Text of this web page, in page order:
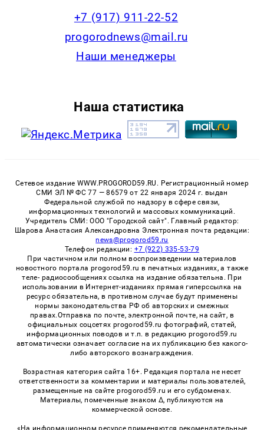
+7 (917) 911-22-52
progorodnews@mail.ru
Наши менеджеры
Наша статистика
Сетевое издание WWW.PROGOROD59.RU. Регистрационный номер
СМИ ЭЛ № ФС 77 — 86579 от 22 января 2024 г. выдан
Федеральной службой по надзору в сфере связи,
информационных технологий и массовых коммуникаций.
Учредитель СМИ: ООО "Городской сайт". Главный редактор:
Шарова Анастасия Александровна Электронная почта редакции:
news@progorod59.ru
Телефон редакции: +7 (922) 335-53-79
При частичном или полном воспроизведении материалов
новостного портала progorod59.ru в печатных изданиях, а также
теле- радиосообщениях ссылка на издание обязательна. При
использовании в Интернет-изданиях прямая гиперссылка на
ресурс обязательна, в противном случае будут применены
нормы законодательства РФ об авторских и смежных
правах.Отправка по почте, электронной почте, на сайт, в
официальных соцсетях progorod59.ru фотографий, статей,
информационных поводов и т.п. в редакцию progorod59.ru
автоматически означает согласие на их публикацию без какого-
либо авторского вознаграждения.
Возрастная категория сайта 16+. Редакция портала не несет
ответственности за комментарии и материалы пользователей,
размещенные на сайте progorod59.ru и его субдоменах.
Материалы, помеченные знаком Δ, публикуются на
коммерческой основе.
«На информационном ресурсе применяются рекомендательные